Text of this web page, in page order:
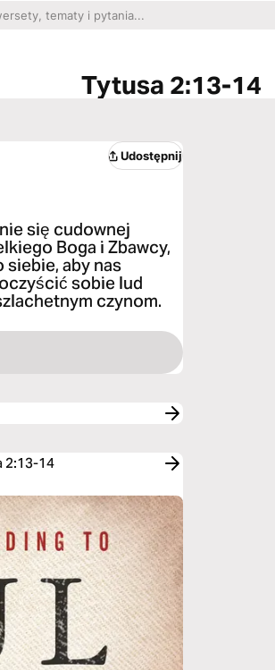
Tytusa 2:13-14
Udostępnij
się cudownej
Boga i Zbawcy,
siebie, aby nas
sobie lud
czynom.
2:13-14